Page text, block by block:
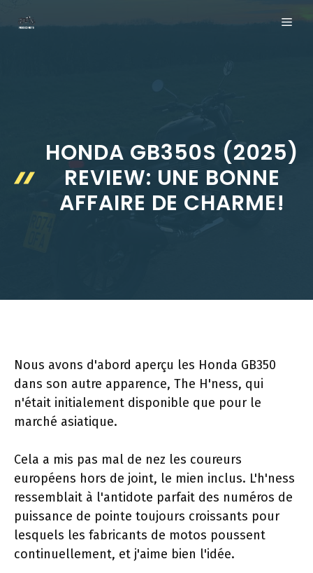
HONDA GB350S (2025)
REVIEW: UNE BONNE
AFFAIRE DE CHARME!
Nous avons d'abord aperçu les Honda GB350
dans son autre apparence, The H'ness, qui
n'était initialement disponible que pour le
marché asiatique.
Cela a mis pas mal de nez les coureurs
européens hors de joint, le mien inclus. L'h'ness
ressemblait à l'antidote parfait des numéros de
puissance de pointe toujours croissants pour
lesquels les fabricants de motos poussent
continuellement, et j'aime bien l'idée.